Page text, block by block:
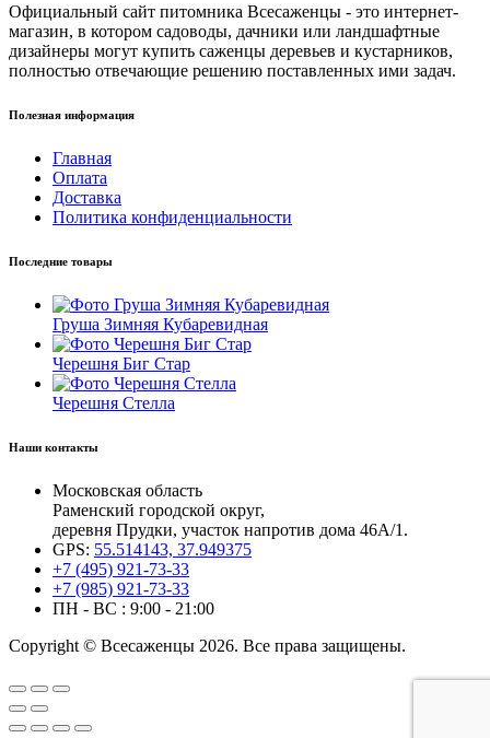
Официальный сайт питомника Всесаженцы - это интернет-
магазин, в котором садоводы, дачники или ландшафтные
дизайнеры могут купить саженцы деревьев и кустарников,
полностью отвечающие решению поставленных ими задач.
Полезная информация
Главная
Оплата
Доставка
Политика конфиденциальности
Последние товары
Груша Зимняя Кубаревидная
Черешня Биг Стар
Черешня Стелла
Наши контакты
Московская область
Раменский городской округ,
деревня Прудки, участок напротив дома 46А/1.
GPS: 55.514143, 37.949375
+7 (495) 921-73-33
+7 (985) 921-73-33
ПН - ВС : 9:00 - 21:00
Copyright © Всесаженцы 2026. Все права защищены.